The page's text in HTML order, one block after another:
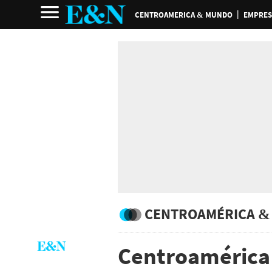
CENTROAMERICA & MUNDO
CENTROAMÉRICA